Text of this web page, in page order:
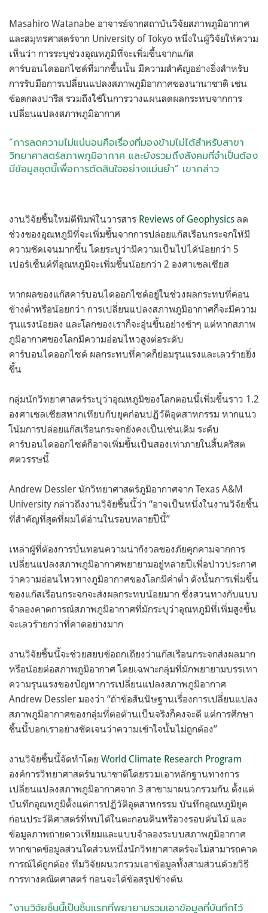
Masahiro Watanabe อาจารย์จากสถาบันวิจัยสภาพภูมิอากาศ
และสมุทรศาสตร์จาก University of Tokyo หนึ่งในผู้วิจัยให้ความ
เห็นว่า การระบุช่วงอุณหภูมิที่จะเพิ่มขึ้นจากแก๊ส
คาร์บอนไดออกไซด์ที่มากขึ้นนั้น มีความสำคัญอย่างยิ่งสำหรับ
การรับมือการเปลี่ยนแปลงสภาพภูมิอากาศของนานาชาติ เช่น
ข้อตกลงปารีส รวมถึงใช้ในการวางแผนลดผลกระทบจากการ
เปลี่ยนแปลงสภาพภูมิอากาศ
“การลดความไม่แน่นอนคือเรื่องที่มองข้ามไม่ได้สำหรับสาขา
วิทยาศาสตร์สภาพภูมิอากาศ และยังรวมถึงสังคมที่จำเป็นต้อง
มีข้อมูลชุดนี้เพื่อการตัดสินใจอย่างแม่นยำ” เขากล่าว
งานวิจัยชิ้นใหม่ตีพิมพ์ในวารสาร Reviews of Geophysics ลด
ช่วงของอุณหภูมิที่จะเพิ่มขึ้นจากการปล่อยแก๊สเรือนกระจกให้มี
ความชัดเจนมากขึ้น โดยระบุว่ามีความเป็นไปได้น้อยกว่า 5
เปอร์เซ็นต์ที่อุณหภูมิจะเพิ่มขึ้นน้อยกว่า 2 องศาเซลเซียส
หากผลของแก๊สคาร์บอนไดออกไซด์อยู่ในช่วงผลกระทบที่ค่อน
ข้างต่ำหรือน้อยกว่า การเปลี่ยนแปลงสภาพภูมิอากาศก็จะมีความ
รุนแรงน้อยลง และโลกของเราก็จะอุ่นขึ้นอย่างช้าๆ แต่หากสภาพ
ภูมิอากาศของโลกมีความอ่อนไหวสูงต่อระดับ
คาร์บอนไดออกไซด์ ผลกระทบที่คาดก็ย่อมรุนแรงและเลวร้ายยิ่ง
ขึ้น
กลุ่มนักวิทยาศาสตร์ระบุว่าอุณหภูมิของโลกตอนนี้เพิ่มขึ้นราว 1.2
องศาเซลเซียสหากเทียบกับยุคก่อนปฏิวัติอุตสาหกรรม หากแนว
โน้มการปล่อยแก๊สเรือนกระจกยังคงเป็นเช่นเดิม ระดับ
คาร์บอนไดออกไซด์ก็อาจเพิ่มขึ้นเป็นสองเท่าภายในสิ้นคริสต
ศตวรรษนี้
Andrew Dessler นักวิทยาศาสตร์ภูมิอากาศจาก Texas A&M
University กล่าวถึงงานวิจัยชิ้นนี้ว่า “อาจเป็นหนึ่งในงานวิจัยชิ้น
ที่สำคัญที่สุดที่ผมได้อ่านในรอบหลายปีนี้”
เหล่าผู้ที่ต้องการบั่นทอนความน่ากังวลของภัยคุกคามจากการ
เปลี่ยนแปลงสภาพภูมิอากาศพยายามอยู่หลายปีเพื่อป่าวประกาศ
ว่าความอ่อนไหวทางภูมิอากาศของโลกมีค่าต่ำ ดังนั้นการเพิ่มขึ้น
ของแก๊สเรือนกระจกจะส่งผลกระทบน้อยมาก ซึ่งสวนทางกับแบบ
จำลองคาดการณ์สภาพภูมิอากาศที่มักระบุว่าอุณหภูมิที่เพิ่มสูงขึ้น
จะเลวร้ายกว่าที่คาดอย่างมาก
งานวิจัยชิ้นนี้จะช่วยสยบข้อถกเถียงว่าแก๊สเรือนกระจกส่งผลมาก
หรือน้อยต่อสภาพภูมิอากาศ โดยเฉพาะกลุ่มที่มักพยายามบรรเทา
ความรุนแรงของปัญหาการเปลี่ยนแปลงสภาพภูมิอากาศ
Andrew Dessler มองว่า “ถ้าข้อสันนิษฐานเรื่องการเปลี่ยนแปลง
สภาพภูมิอากาศของกลุ่มที่ต่อต้านเป็นจริงก็คงจะดี แต่การศึกษา
ชิ้นนี้บอกเราอย่างชัดเจนว่าความเข้าใจนั้นไม่ถูกต้อง”
งานวิจัยชิ้นนี้จัดทำโดย World Climate Research Program
องค์การวิทยาศาสตร์นานาชาติโดยรวมเอาหลักฐานทางการ
เปลี่ยนแปลงสภาพภูมิอากาศจาก 3 สาขามาผนวกรวมกัน ตั้งแต่
บันทึกอุณหภูมิตั้งแต่การปฏิวัติอุตสาหกรรม บันทึกอุณหภูมิยุค
ก่อนประวัติศาสตร์ที่พบได้ในตะกอนดินหรือวงรอบต้นไม้ และ
ข้อมูลภาพถ่ายดาวเทียมและแบบจำลองระบบสภาพภูมิอากาศ
หากขาดข้อมูลส่วนใดส่วนหนึ่งนักวิทยาศาสตร์จะไม่สามารถคาด
การณ์ได้ถูกต้อง ทีมวิจัยผนวกรวมเอาข้อมูลทั้งสามส่วนด้วยวิธี
การทางคณิตศาสตร์ ก่อนจะได้ข้อสรุปข้างต้น
“งานวิจัยชิ้นนี้เป็นชิ้นแรกที่พยายามรวมเอาข้อมูลที่บันทึกไว้